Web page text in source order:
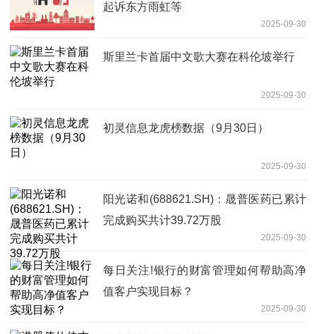
起诉东方雨虹等
2025-09-30
斯里兰卡首届中文歌大赛在科伦坡举行
2025-09-30
初灵信息龙虎榜数据（9月30日）
2025-09-30
阳光诺和(688621.SH)：晟普医药已累计
完成购买共计39.72万股
2025-09-30
每日关注!银行的财富管理如何帮助高净
值客户实现目标？
2025-09-30